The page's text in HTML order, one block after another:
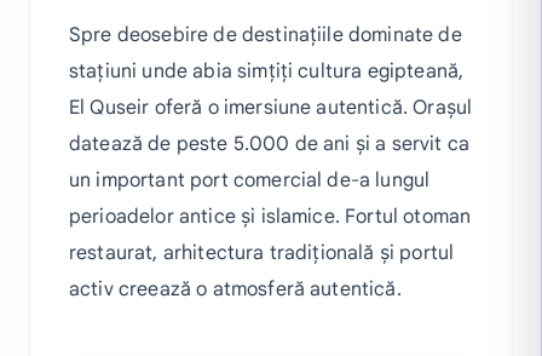
Spre deosebire de destinațiile dominate de
stațiuni unde abia simțiți cultura egipteană,
El Quseir oferă o imersiune autentică. Orașul
datează de peste 5.000 de ani și a servit ca
un important port comercial de-a lungul
perioadelor antice și islamice. Fortul otoman
restaurat, arhitectura tradițională și portul
activ creează o atmosferă autentică.